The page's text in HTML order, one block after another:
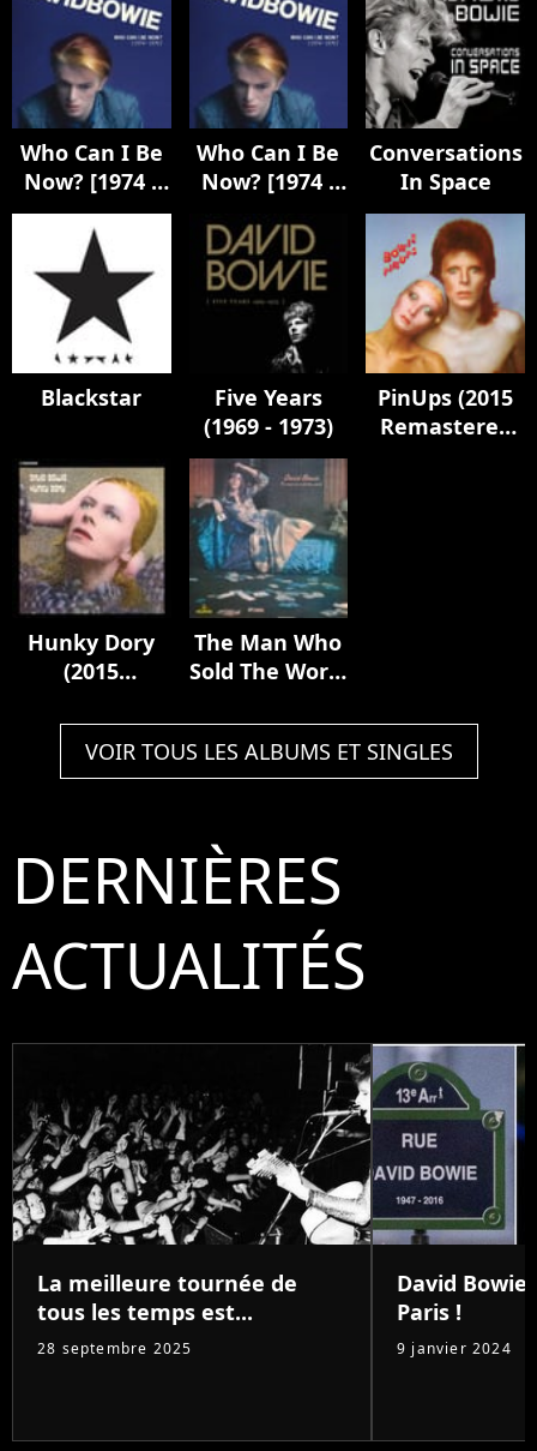
Who Can I Be
Now? [1974 -
1976]
Who Can I Be
Now? [1974 -
Conversations
In Space
Blackstar
Five Years
(1969 - 1973)
PinUps (2015
Remastered
Hunky Dory
(2015
Version)
The Man Who
Sold The World
Remastered
Version)
VOIR TOUS LES ALBUMS ET SINGLES
DERNIÈRES
ACTUALITÉS
La meilleure tournée de
tous les temps est...
28 septembre 2025
David
Paris !
9 janvier 2024